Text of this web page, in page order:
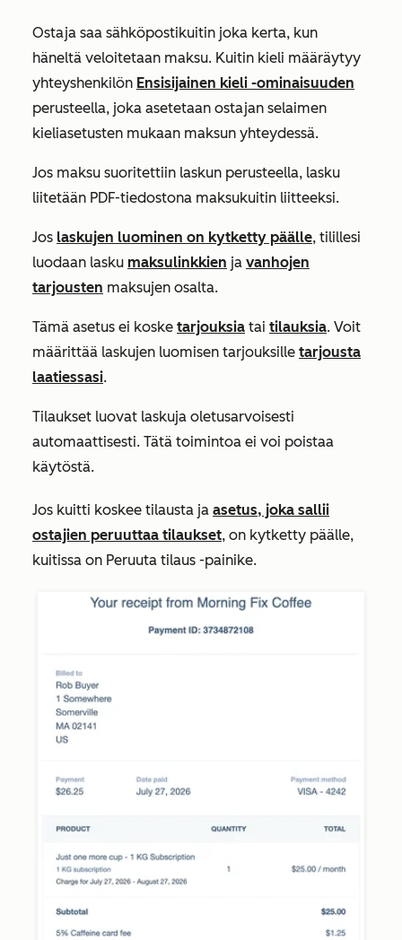
Ostaja saa sähköpostikuitin joka kerta, kun
häneltä veloitetaan maksu. Kuitin kieli määräytyy
yhteyshenkilön Ensisijainen kieli -ominaisuuden
perusteella, joka asetetaan ostajan selaimen
kieliasetusten mukaan maksun yhteydessä.
Jos maksu suoritettiin laskun perusteella, lasku
liitetään PDF-tiedostona maksukuitin liitteeksi.
Jos laskujen luominen on kytketty päälle, tilillesi
luodaan lasku maksulinkkien ja vanhojen
tarjousten maksujen osalta.
Tämä asetus ei koske tarjouksia tai tilauksia. Voit
määrittää laskujen luomisen tarjouksille tarjousta
laatiessasi.
Tilaukset luovat laskuja oletusarvoisesti
automaattisesti. Tätä toimintoa ei voi poistaa
käytöstä.
Jos kuitti koskee tilausta ja asetus, joka sallii
ostajien peruuttaa tilaukset, on kytketty päälle,
kuitissa on Peruuta tilaus -painike.